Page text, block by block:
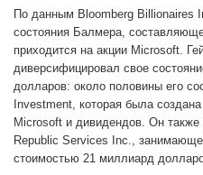
По данным Bloomberg Billionaires
состояния Балмера,
приходится на акции Microsoft.
диверсифицировал свое
долларов: около половины его
Investment, которая была
Microsoft и дивидендов. Он также
Republic Services Inc.,
стоимостью 21 миллиард